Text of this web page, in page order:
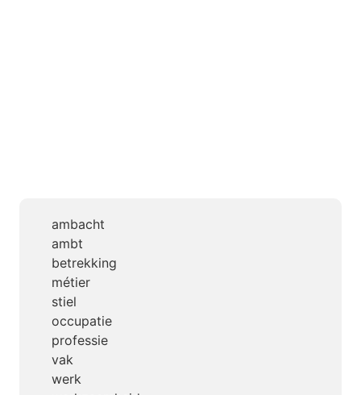
ambacht
ambt
betrekking
métier
stiel
occupatie
professie
vak
werk